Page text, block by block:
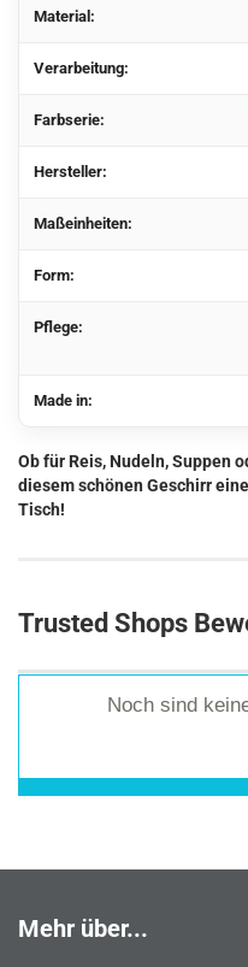
Material:
Verarbeitung:
Farbserie:
Hersteller:
Maßeinheiten:
Form:
Pflege:
Made in:
Ob für Reis, Nudeln, Suppen
diesem schönen Geschirr
Tisch!
Trusted Shops
Noch sind
Mehr über...